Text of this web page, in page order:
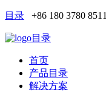
目录 +86 180 3780 8511
目录
首页
产品目录
解决方案